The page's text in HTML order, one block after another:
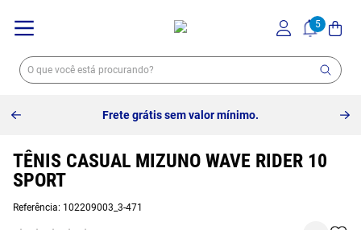
Frete grátis sem valor mínimo.
TÊNIS CASUAL MIZUNO WAVE RIDER 10
SPORT
Referência: 102209003_3-471